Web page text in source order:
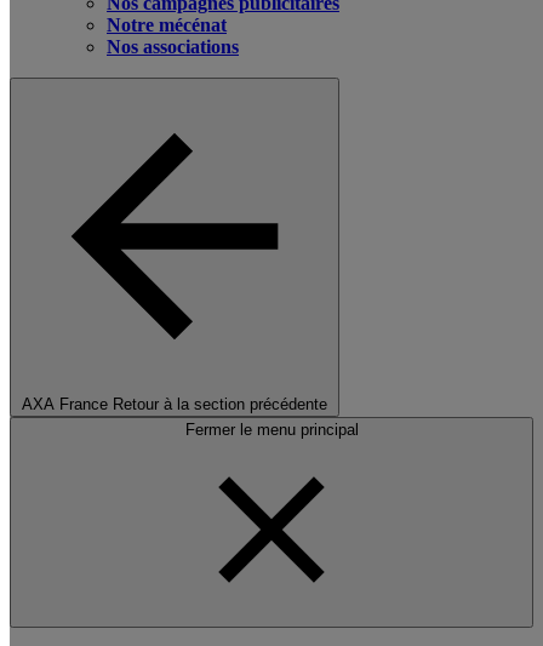
Notre mécénat
Nos associations
AXA France Retour à la section précédente
Fermer le menu principal